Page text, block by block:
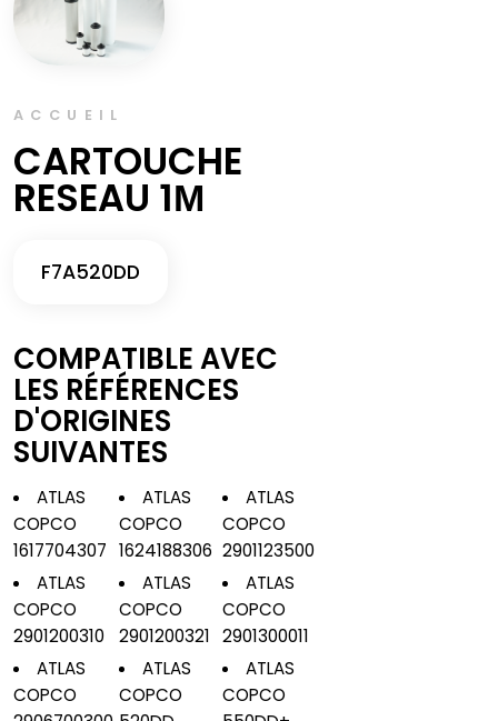
ACCUEIL
CARTOUCHE
RESEAU 1Μ
F7A520DD
COMPATIBLE AVEC
LES RÉFÉRENCES
D'ORIGINES
SUIVANTES
ATLAS
COPCO
1617704307
ATLAS
COPCO
1624188306
ATLAS
COPCO
2901123500
ATLAS
COPCO
2901200310
ATLAS
COPCO
2901200321
ATLAS
COPCO
2901300011
ATLAS
COPCO
ATLAS
COPCO
ATLAS
COPCO